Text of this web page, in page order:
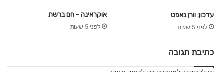
עדכון: וורן באפט
לפני 5 שעות
אוקראינה – חם ברשת
לפני 5 שעות
כתיבת תגובה